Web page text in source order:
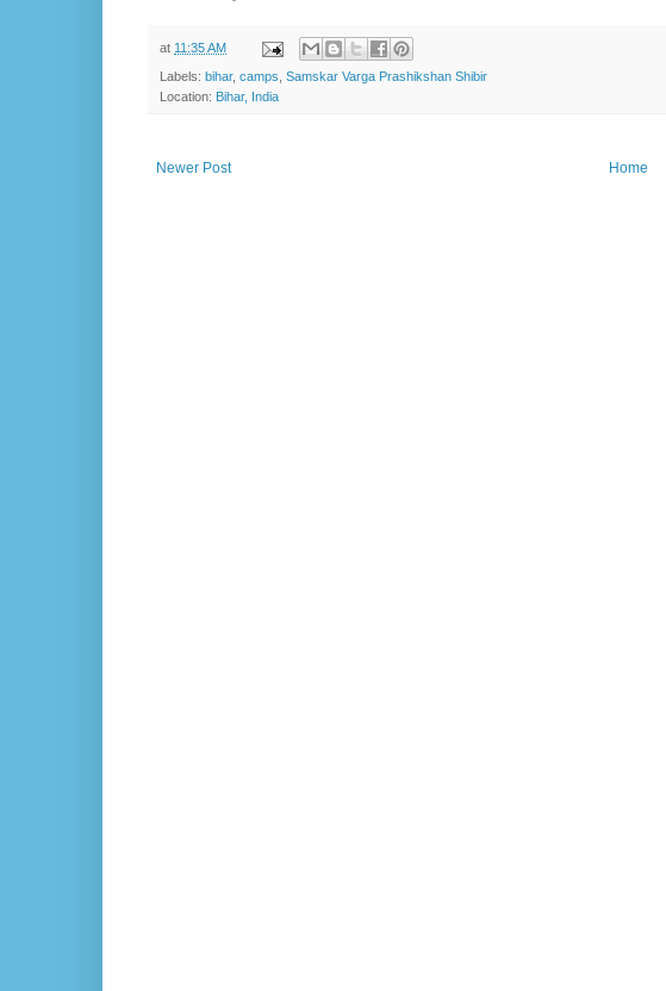
at 11:35 AM
Labels: bihar, camps Samskar Varga Prashikshan Shibir
Location: Bihar, India
Newer Post Home